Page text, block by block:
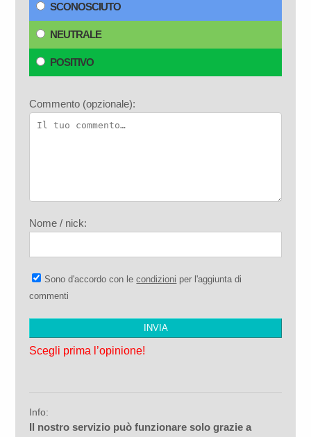
SCONOSCIUTO
NEUTRALE
POSITIVO
Commento (opzionale):
Nome / nick:
Sono d'accordo con lecondizioni per l'aggiunta di
commenti
Scegli prima l’opinione!
Info:
Il nostro servizio può funzionare solo grazie a